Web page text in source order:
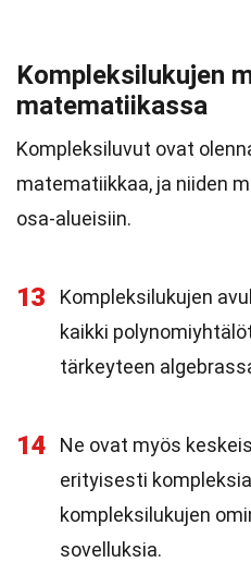
Kompleksilukujen
matematiikassa
Kompleksiluvut ovat
matematiikkaa, ja niiden
osa-alueisiin.
13
Kompleksilukujen
kaikki
tärkeyteen
14
Ne ovat myös
erityisesti
kompleksilukujen
sovelluksia.